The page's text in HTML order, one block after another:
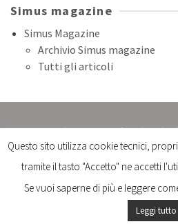
Simus magazine
Simus Magazine
Archivio Simus magazine
Tutti gli articoli
Sistema Museale
Università di
Chiesa della Maddalena - Via Pier
sistemamuseale@unisi.it -
© 2026 Sistema Museale
Questo sito utilizza cookie tecnici,
tramite il tasto "Accetto" ne accetti
Se vuoi saperne di più e leggere
Leggi tutto